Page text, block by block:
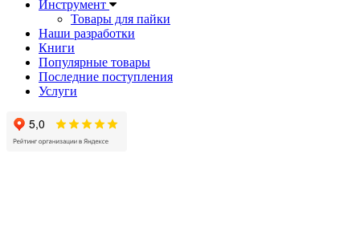
Инструмент
Товары для пайки
Наши разработки
Книги
Популярные товары
Последние поступления
Услуги